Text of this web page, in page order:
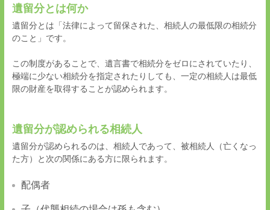
遺留分とは何か
遺留分とは「法律によって留保された、相続人の最低限の相続分
のこと」です。
この制度があることで、遺言書で相続分をゼロにされていたり、
極端に少ない相続分を指定されたりしても、一定の相続人は最低
限の財産を取得することが認められます。
遺留分が認められる相続人
遺留分が認められるのは、相続人であって、被相続人（亡くなっ
た方）と次の関係にある方に限られます。
配偶者